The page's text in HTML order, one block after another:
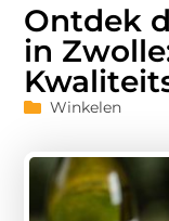
Ontdek
in
Winkelen